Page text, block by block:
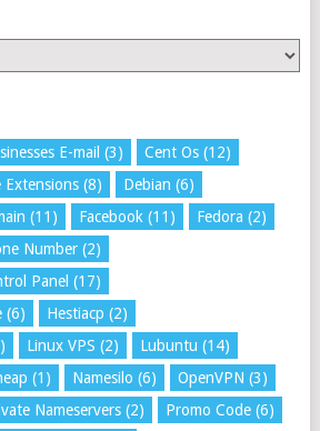
E-mail (3) Cent Os(12)
Extensions(8) Debian (6)
(11) Facebook (11) Fedora (2)
Number(2)
Panel (17)
(6) Hestiacp (2)
Linux VPS (2) Lubuntu (14)
(1) Namesilo (6) OpenVPN (3)
Nameservers(2) Promo Code(6)